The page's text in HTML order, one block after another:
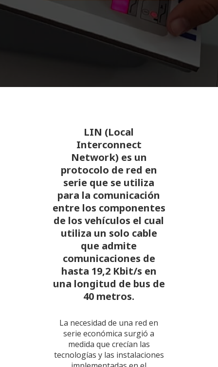
LIN (Local
Interconnect
Network) es un
protocolo de red en
serie que se utiliza
para la comunicación
entre los componentes
de los vehículos el cual
utiliza un solo cable
que admite
comunicaciones de
hasta 19,2 Kbit/s en
una longitud de bus de
40 metros.
La necesidad de una red en
serie económica surgió a
medida que crecían las
tecnologías y las instalaciones